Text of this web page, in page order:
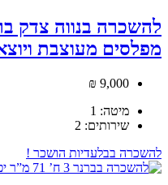
מפלסים מעוצבת
9,000 ₪
מיטה: 1
שירותים: 2
להשכרה בבלעדיות הושכר !